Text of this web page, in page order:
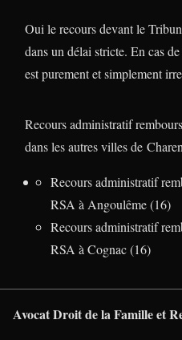
Oui le recours devant le
dans un délai stricte. En cas
est purement et simplement
Recours administratif
dans les autres villes de
Recours administratif
RSA à Angoulême (16)
Recours administratif
RSA à Cognac (16)
Avocat Droit de la Famille et